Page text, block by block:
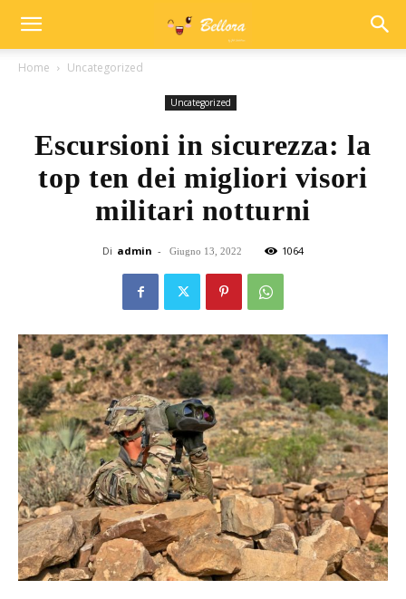
Home Uncategorized
Uncategorized
Escursioni in sicurezza: la
top ten dei migliori visori
militari notturni
Di admin - Giugno 13, 2022 1064